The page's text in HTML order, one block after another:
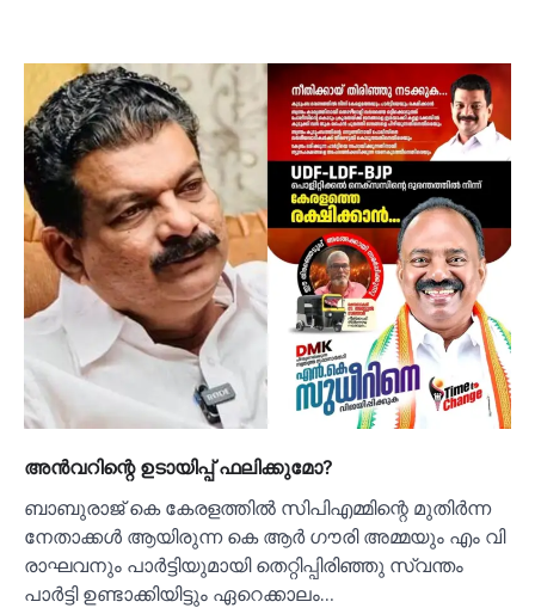
അൻവറിന്റെ ഉടായിപ്പ് ഫലിക്കുമോ?
ബാബുരാജ് കെ കേരളത്തിൽ സിപിഎമ്മിന്റെ മുതിർന്ന
നേതാക്കൾ ആയിരുന്ന കെ ആർ ഗൗരി അമ്മയും എം വി
രാഘവനും പാർട്ടിയുമായി തെറ്റിപ്പിരിഞ്ഞു സ്വന്തം
പാർട്ടി ഉണ്ടാക്കിയിട്ടും ഏറെക്കാലം…